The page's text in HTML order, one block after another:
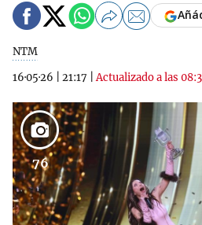
NTM
16·05·26
21:17 |Actualizado a las
76